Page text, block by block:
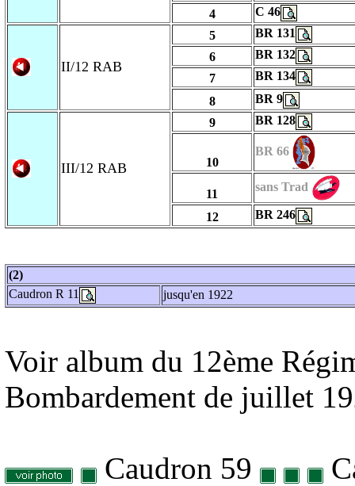
4 C 46
II/12 RAB
5
BR 131
6
BR 132
7
BR 134
8
BR 9
III/12 RAB
9 BR 128
10
BR 66
11
sans Trad
12 BR 246
(2)
Caudron R 11
jusqu'en 1922
Voir album du 12ème
Bombardement de juillet
Caudron 59